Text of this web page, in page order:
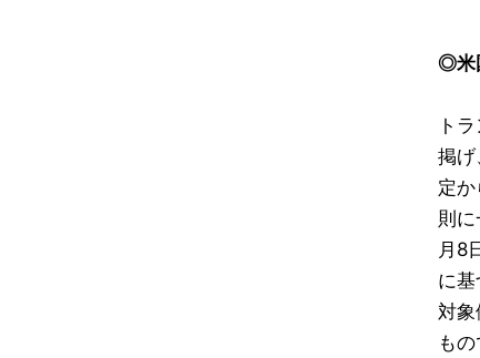
◎米
ト
掲げ
定
則
月8
に
対象
も